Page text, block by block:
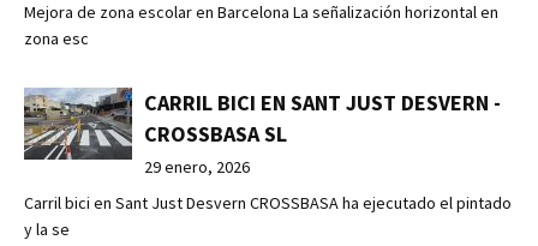
Mejora de zona escolar en Barcelona La señalización horizontal en
zona esc
CARRIL BICI EN SANT JUST DESVERN -
CROSSBASA SL
29 enero, 2026
Carril bici en Sant Just Desvern CROSSBASA ha ejecutado el pintado
y la se